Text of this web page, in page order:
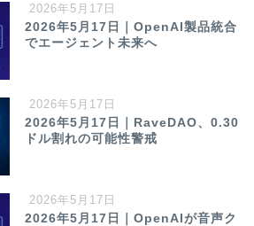
2026年5月17日
2026年5月17日｜OpenAI製品統合
でエージェント未来へ
2026年5月17日
2026年5月17日｜RaveDAO、0.30
ドル割れの可能性警戒
2026年5月17日
2026年5月17日｜OpenAIが音声ク